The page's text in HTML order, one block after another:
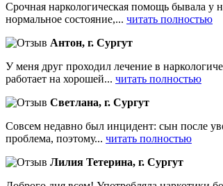
Срочная наркологическая помощь бывала у
нормальное состояние,... читать полностью
Антон, г. Сургут
У меня друг проходил лечение в
работает на хорошей... читать полностью
Светлана, г. Сургут
Совсем недавно был инцидент: сын после
проблема, поэтому... читать полностью
Лилия Тетерина, г. Сургут